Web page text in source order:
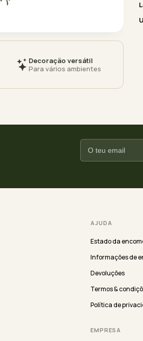
Decoração versátil
Para vários ambientes
AJUDA
Estado da
Informações de
Devoluções
Termos &
Política de
EMPRESA